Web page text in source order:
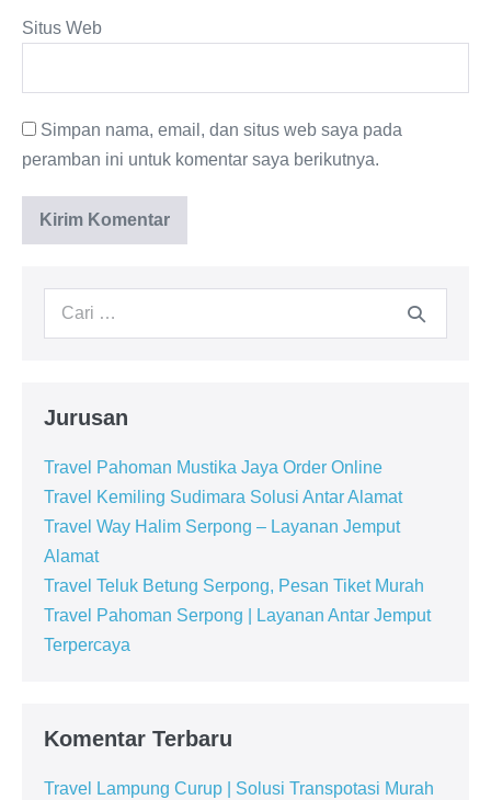
Situs Web
Simpan nama, email, dan situs web saya pada
peramban ini untuk komentar saya berikutnya.
Jurusan
Travel Pahoman Mustika Jaya Order Online
Travel Kemiling Sudimara Solusi Antar Alamat
Travel Way Halim Serpong – Layanan Jemput
Alamat
Travel Teluk Betung Serpong, Pesan Tiket Murah
Travel Pahoman Serpong | Layanan Antar Jemput
Terpercaya
Komentar Terbaru
Travel Lampung Curup | Solusi Transpotasi Murah